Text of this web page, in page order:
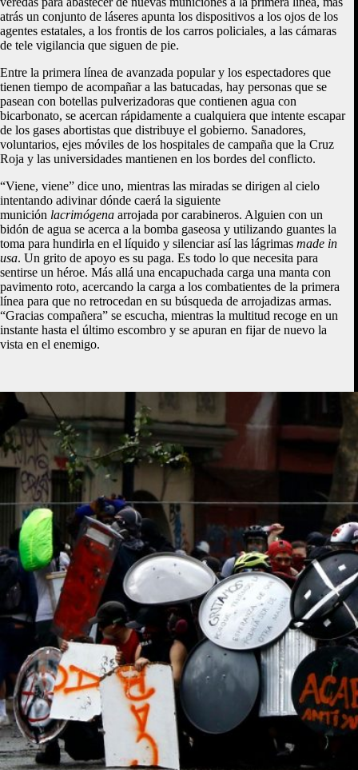
atrás un conjunto de láseres apunta los dispositivos a los ojos de los
agentes estatales, a los frontis de los carros policiales, a las cámaras
de tele vigilancia que siguen de pie.
Entre la primera línea de avanzada popular y los espectadores que
tienen tiempo de acompañar a las batucadas, hay personas que se
pasean con botellas pulverizadoras que contienen agua con
bicarbonato, se acercan rápidamente a cualquiera que intente escapar
de los gases abortistas que distribuye el gobierno. Sanadores,
voluntarios, ejes móviles de los hospitales de campaña que la Cruz
Roja y las universidades mantienen en los bordes del conflicto.
“Viene, viene” dice uno, mientras las miradas se dirigen al cielo
intentando adivinar dónde caerá la siguiente
munición lacrimógena arrojada por carabineros. Alguien con un
bidón de agua se acerca a la bomba gaseosa y utilizando guantes la
toma para hundirla en el líquido y silenciar así las lágrimas made in
usa. Un grito de apoyo es su paga. Es todo lo que necesita para
sentirse un héroe. Más allá una encapuchada carga una manta con
pavimento roto, acercando la carga a los combatientes de la primera
línea para que no retrocedan en su búsqueda de arrojadizas armas.
“Gracias compañera” se escucha, mientras la multitud recoge en un
instante hasta el último escombro y se apuran en fijar de nuevo la
vista en el enemigo.